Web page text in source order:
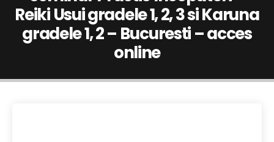
Reiki Usui gradele 1, 2, 3 si Karuna
gradele 1, 2 – Bucuresti – acces
online